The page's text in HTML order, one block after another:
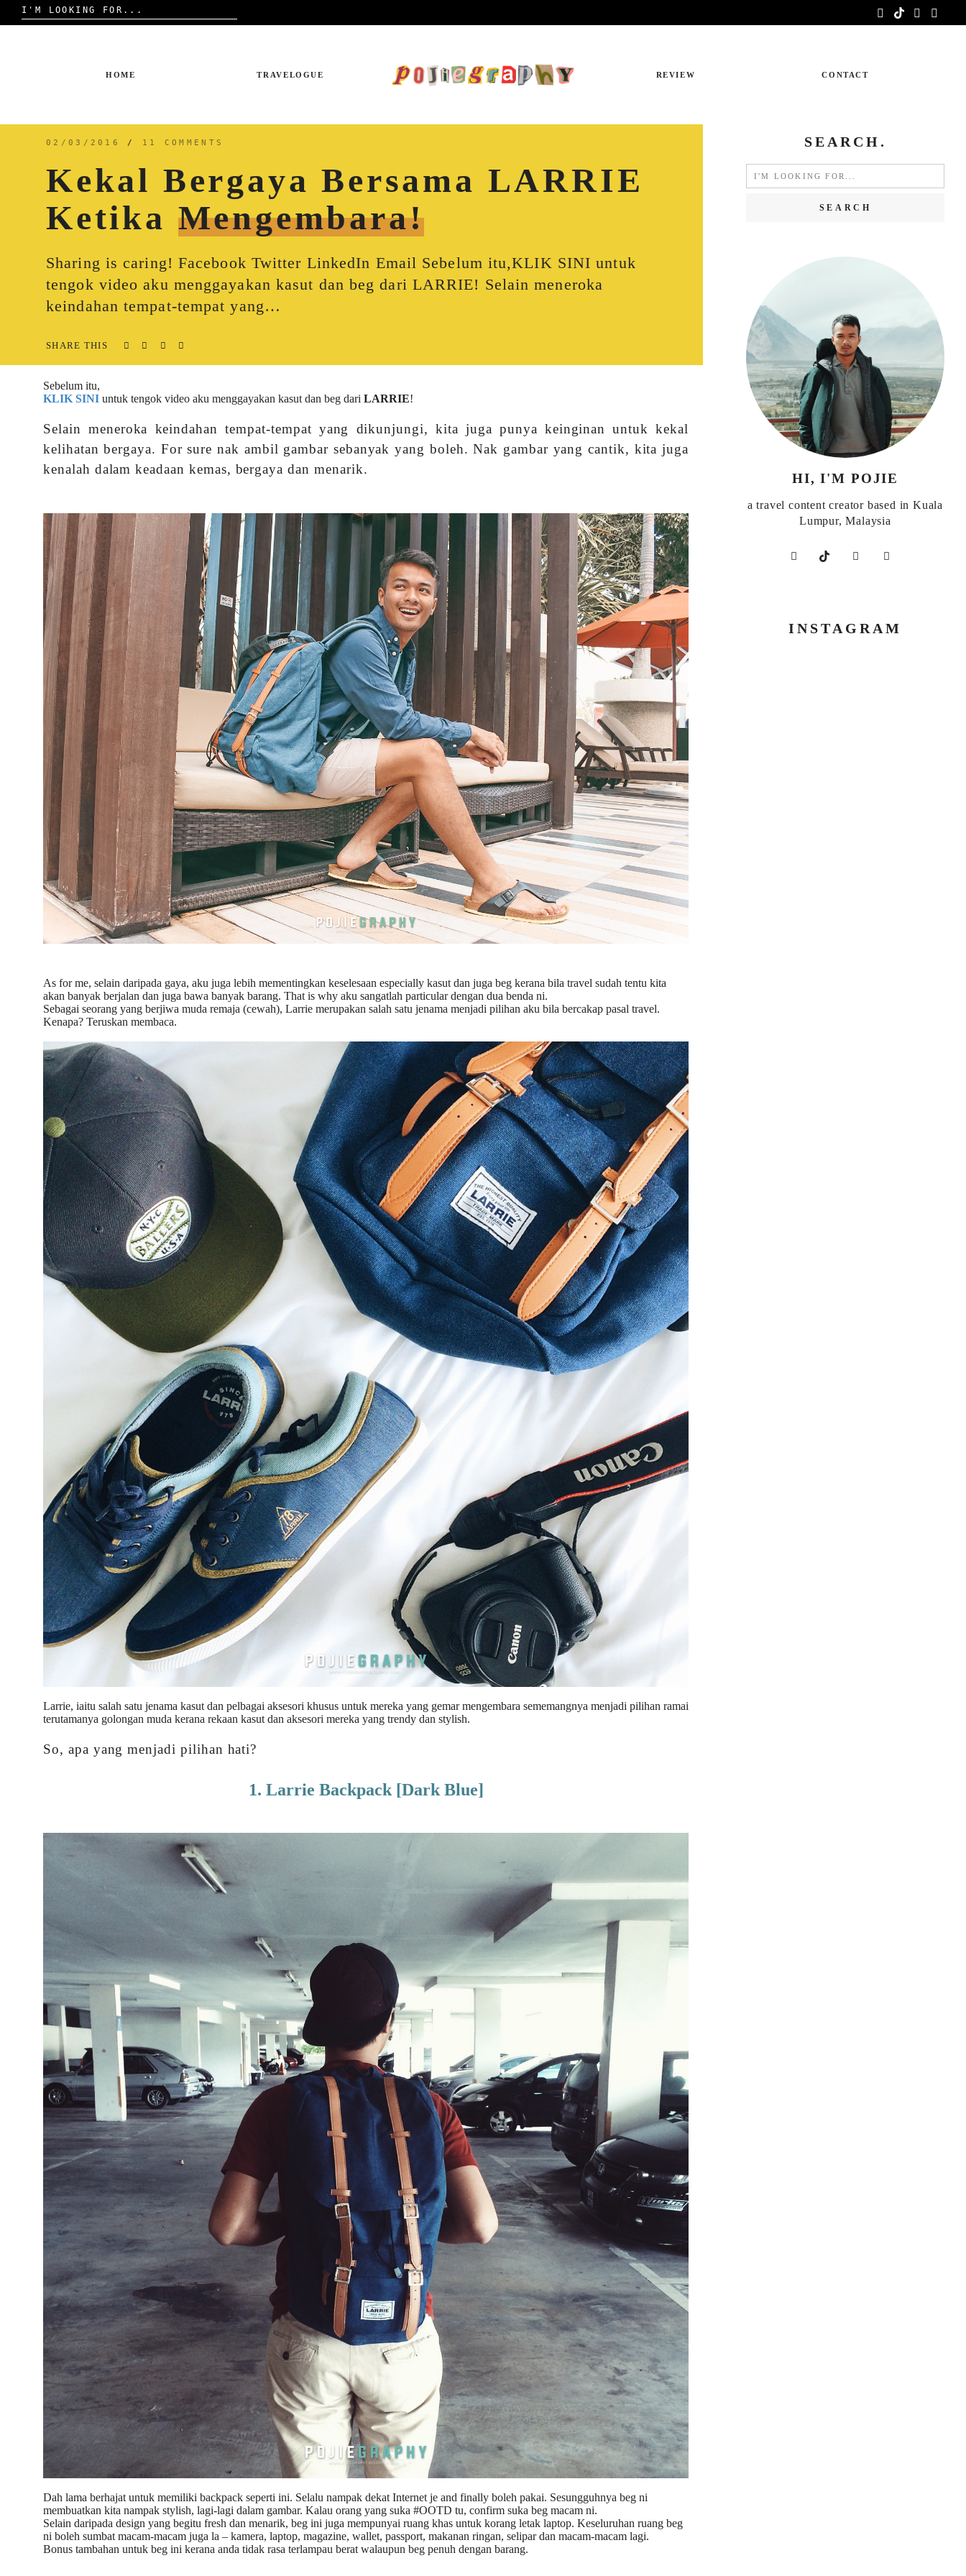
Search
for:
HOME TRAVELOGUE REVIEW CONTACT
02/03/2016 / 11 COMMENTS
Kekal Bergaya Bersama LARRIE
Ketika Mengembara!
Sharing is caring! Facebook Twitter LinkedIn Email Sebelum itu,KLIK SINI untuk
tengok video aku menggayakan kasut dan beg dari LARRIE! Selain meneroka
keindahan tempat-tempat yang…
SHARE THIS
Sebelum itu,
KLIK SINI untuk tengok video aku menggayakan kasut dan beg dari LARRIE!
Selain meneroka keindahan tempat-tempat yang dikunjungi, kita juga punya keinginan untuk kekal
kelihatan bergaya. For sure nak ambil gambar sebanyak yang boleh. Nak gambar yang cantik, kita juga
kenalah dalam keadaan kemas, bergaya dan menarik.
As for me, selain daripada gaya, aku juga lebih mementingkan keselesaan especially kasut dan juga beg kerana bila travel sudah tentu kita
akan banyak berjalan dan juga bawa banyak barang. That is why aku sangatlah particular dengan dua benda ni.
Sebagai seorang yang berjiwa muda remaja (cewah), Larrie merupakan salah satu jenama menjadi pilihan aku bila bercakap pasal travel.
Kenapa? Teruskan membaca.
Larrie, iaitu salah satu jenama kasut dan pelbagai aksesori khusus untuk mereka yang gemar mengembara sememangnya menjadi pilihan ramai
terutamanya golongan muda kerana rekaan kasut dan aksesori mereka yang trendy dan stylish.
So, apa yang menjadi pilihan hati?
1. Larrie Backpack [Dark Blue]
Dah lama berhajat untuk memiliki backpack seperti ini. Selalu nampak dekat Internet je and finally boleh pakai. Sesungguhnya beg ni
membuatkan kita nampak stylish, lagi-lagi dalam gambar. Kalau orang yang suka #OOTD tu, confirm suka beg macam ni.
Selain daripada design yang begitu fresh dan menarik, beg ini juga mempunyai ruang khas untuk korang letak laptop. Keseluruhan ruang beg
ni boleh sumbat macam-macam juga la – kamera, laptop, magazine, wallet, passport, makanan ringan, selipar dan macam-macam lagi.
Bonus tambahan untuk beg ini kerana anda tidak rasa terlampau berat walaupun beg penuh dengan barang.
SEARCH.
for:
HI, I'M POJIE
a travel content creator based in Kuala
Lumpur, Malaysia
INSTAGRAM